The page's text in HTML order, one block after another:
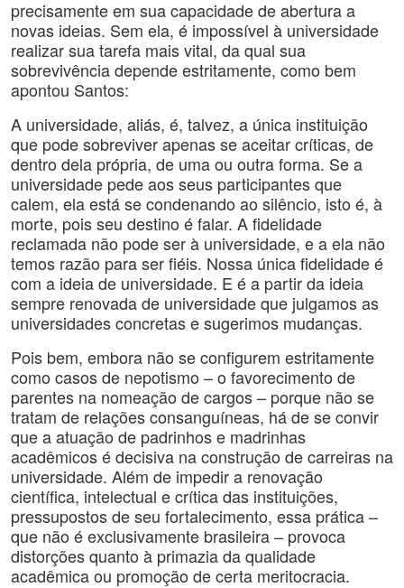
precisamente em sua capacidade de abertura a
novas ideias. Sem ela, é impossível à universidade
realizar sua tarefa mais vital, da qual sua
sobrevivência depende estritamente, como bem
apontou Santos:
A universidade, aliás, é, talvez, a única instituição
que pode sobreviver apenas se aceitar críticas, de
dentro dela própria, de uma ou outra forma. Se a
universidade pede aos seus participantes que
calem, ela está se condenando ao silêncio, isto é, à
morte, pois seu destino é falar. A fidelidade
reclamada não pode ser à universidade, e a ela não
temos razão para ser fiéis. Nossa única fidelidade é
com a ideia de universidade. E é a partir da ideia
sempre renovada de universidade que julgamos as
universidades concretas e sugerimos mudanças.
Pois bem, embora não se configurem estritamente
como casos de nepotismo – o favorecimento de
parentes na nomeação de cargos – porque não se
tratam de relações consanguíneas, há de se convir
que a atuação de padrinhos e madrinhas
acadêmicos é decisiva na construção de carreiras na
universidade. Além de impedir a renovação
científica, intelectual e crítica das instituições,
pressupostos de seu fortalecimento, essa prática –
que não é exclusivamente brasileira – provoca
distorções quanto à primazia da qualidade
acadêmica ou promoção de certa meritocracia.